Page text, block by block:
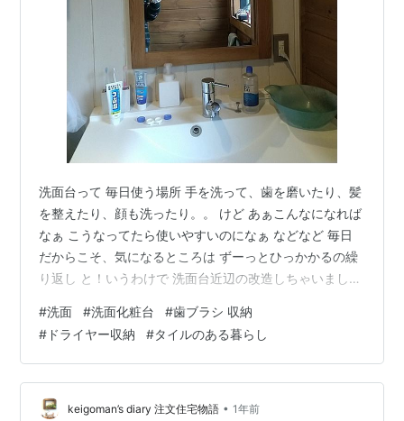
洗面台って 毎日使う場所 手を洗って、歯を磨いたり、髪
を整えたり、顔も洗ったり。。 けど あぁこんなになれば
なぁ こうなってたら使いやすいのになぁ などなど 毎日
だからこそ、気になるところは ずーっとひっかかるの繰
り返し と！いうわけで 洗面台近辺の改造しちゃいましょ
がどうも。。。 置く場所がばらばら。。。 あと、壁につ
いた取れないシミが。。 毛染めでしょうかねぇ？？？ ど
ーにかしたーい！笑 さて 今回のお題は ① 定置定量！収
納スペースをつくる！ ② 見えるものは見えないよう
に！うまく隠してオシャレに！ やってみよー！ つづく
#洗面 #洗面化粧台 #歯ブラシ 収納
# ドライヤー収納 #タイルのある暮らし
keigoman’s diary 注文住宅物語 • 1年前